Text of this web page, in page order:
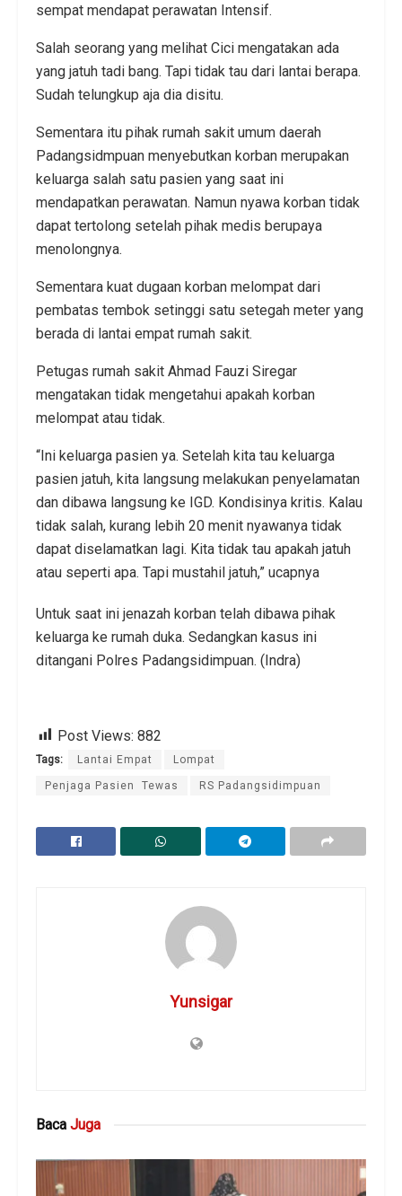
sempat mendapat perawatan Intensif.
Salah seorang yang melihat Cici mengatakan ada
yang jatuh tadi bang. Tapi tidak tau dari lantai berapa.
Sudah telungkup aja dia disitu.
Sementara itu pihak rumah sakit umum daerah
Padangsidmpuan menyebutkan korban merupakan
keluarga salah satu pasien yang saat ini
mendapatkan perawatan. Namun nyawa korban tidak
dapat tertolong setelah pihak medis berupaya
menolongnya.
Sementara kuat dugaan korban melompat dari
pembatas tembok setinggi satu setegah meter yang
berada di lantai empat rumah sakit.
Petugas rumah sakit Ahmad Fauzi Siregar
mengatakan tidak mengetahui apakah korban
melompat atau tidak.
“Ini keluarga pasien ya. Setelah kita tau keluarga
pasien jatuh, kita langsung melakukan penyelamatan
dan dibawa langsung ke IGD. Kondisinya kritis. Kalau
tidak salah, kurang lebih 20 menit nyawanya tidak
dapat diselamatkan lagi. Kita tidak tau apakah jatuh
atau seperti apa. Tapi mustahil jatuh,” ucapnya
Untuk saat ini jenazah korban telah dibawa pihak
keluarga ke rumah duka. Sedangkan kasus ini
ditangani Polres Padangsidimpuan. (Indra)
Post Views: 882
Tags: Lantai Empat Lompat
Penjaga Pasien Tewas RS Padangsidimpuan
Yunsigar
Baca Juga